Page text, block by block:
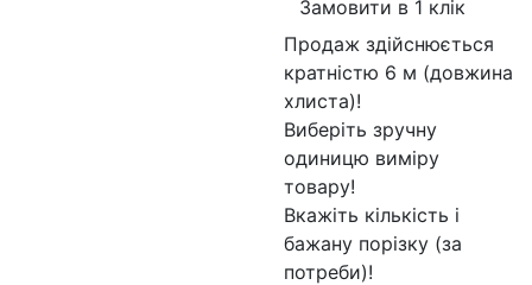
Замовити в 1 клік
Продаж здійснюється
кратністю 6 м (довжина
хлиста)!
Виберіть зручну
одиницю виміру
товару!
Вкажіть кількість і
бажану порізку (за
потреби)!